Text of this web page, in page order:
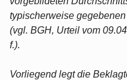
typischerweise
(vgl. BGH, Urteil vom
f.).
Vorliegend legt die